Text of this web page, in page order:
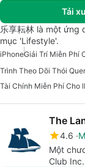
Tải
乐享耘林 là một ứng
mục 'Lifestyle'.
iPhoneGiải Trí Miễn Phí
Tài Chính Miễn Phí Cho
The
4.6
Một
Club Inc.